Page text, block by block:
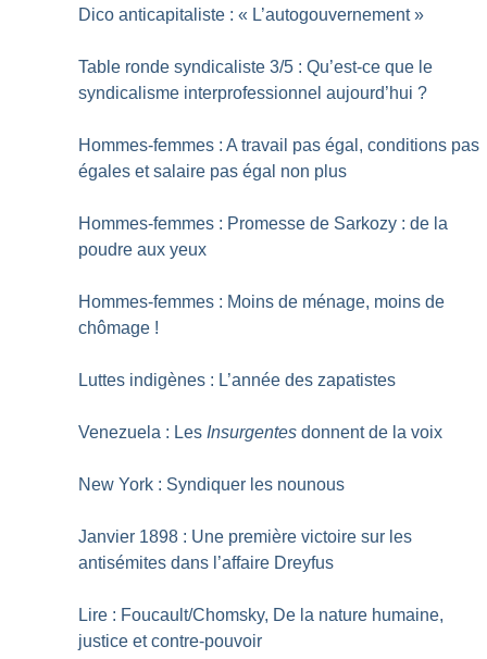
Dico anticapitaliste : « L’autogouvernement »
Table ronde syndicaliste 3/5 : Qu’est-ce que le
syndicalisme interprofessionnel aujourd’hui ?
Hommes-femmes : A travail pas égal, conditions pas
égales et salaire pas égal non plus
Hommes-femmes : Promesse de Sarkozy : de la
poudre aux yeux
Hommes-femmes : Moins de ménage, moins de
chômage !
Luttes indigènes : L’année des zapatistes
Venezuela : Les Insurgentes donnent de la voix
New York : Syndiquer les nounous
Janvier 1898 : Une première victoire sur les
antisémites dans l’affaire Dreyfus
Lire : Foucault/Chomsky, De la nature humaine,
justice et contre-pouvoir